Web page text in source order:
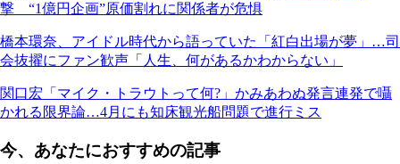
撃 “1億円企画”原価割れに関係者が危惧
橋本環奈、アイドル時代から語っていた「紅白出場が夢」…司
会抜擢にファン歓声「人生、何があるかわからない」
関口宏「マイク・トラウトって何?」かみあわぬ発言連発で囁
かれる限界論…4月にも知床観光船問題で進行ミス
今、あなたにおすすめの記事